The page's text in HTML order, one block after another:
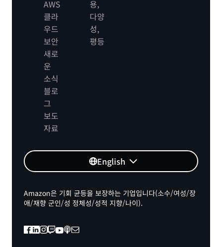
AWS
클라
우드
보안
새로
운
소식
블로
그
보도
자료
용,
다양
성,
평등
English
Amazon은 기회 균등을 보장하는 기업입니다(소수/여성/장
애/재향 군인/성 정체성/성적 지향/나이).